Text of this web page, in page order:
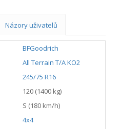
Názory uživatelů
BFGoodrich
All Terrain T/A KO2
245/75 R16
120 (1400 kg)
S (180 km/h)
4x4